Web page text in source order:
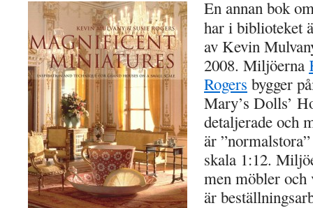
En annan bok
har i biblioteket
av Kevin
2008. Miljöerna
Rogers bygger
Mary’s Dolls’
detaljerade och
är
skala 1:12.
men möbler och
är